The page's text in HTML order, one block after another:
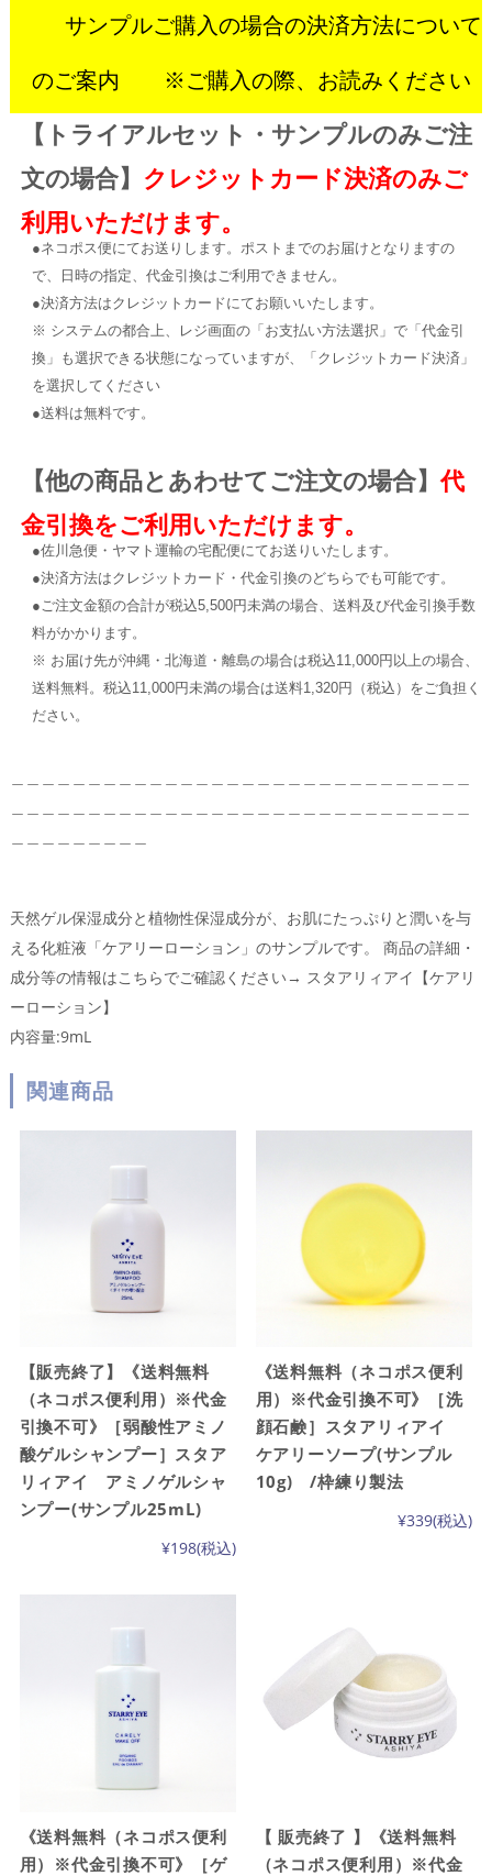
サンプルご購入の場合の決済方法について
のご案内 ※ご購入の際、お読みください
【トライアルセット・サンプルのみご注
文の場合】 クレジットカード決済のみご
利用いただけます。
●ネコポス便にてお送りします。ポストまでのお届けとなりますの
で、日時の指定、代金引換はご利用できません。
●決済方法はクレジットカードにてお願いいたします。
※ システムの都合上、レジ画面の「お支払い方法選択」で「代金引
換」も選択できる状態になっていますが、「クレジットカード決済」
を選択してください
●送料は無料です。
【他の商品とあわせてご注文の場合】代
金引換をご利用いただけます。
●佐川急便・ヤマト運輸の宅配便にてお送りいたします。
●決済方法はクレジットカード・代金引換のどちらでも可能です。
●ご注文金額の合計が税込5,500円未満の場合、送料及び代金引換手数
料がかかります。
※ お届け先が沖縄・北海道・離島の場合は税込11,000円以上の場合、
送料無料。税込11,000円未満の場合は送料1,320円（税込）をご負担く
ださい。
天然ゲル保湿成分と植物性保湿成分が、お肌にたっぷりと潤いを与
える化粧液「ケアリーローション」のサンプルです。 商品の詳細・
成分等の情報はこちらでご確認ください→ スタアリィアイ【ケアリ
ーローション】
内容量:9mL
関連商品
【販売終了】《送料無料
（ネコポス便利用）※代金
引換不可》［弱酸性アミノ
酸ゲルシャンプー］スタア
リィアイ アミノゲルシャ
ンプー(サンプル25mL)
¥198(税込)
《送料無料（ネコポス便利
用）※代金引換不可》［洗
顔石鹸］スタアリィアイ
ケアリーソープ(サンプル
10g) /枠練り製法
¥339(税込)
《送料無料（ネコポス便利
用）※代金引換不可》［ゲ
【 販売終了 】《送料無料
（ネコポス便利用）※代金